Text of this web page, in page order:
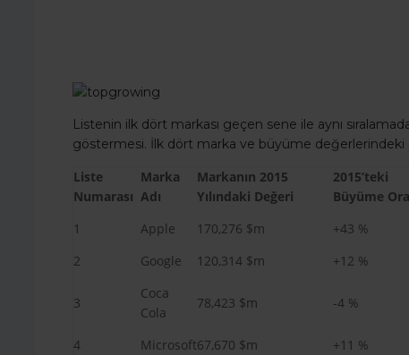
Listenin ilk dört markası geçen sene ile aynı
göstermesi. İlk dört marka ve büyüme değerlerindeki
Liste
Numarası
Marka
Adı
Markanın 2015
Yılındaki Değeri
2015’teki
Büyüme
1
Apple 170,276 $m +43 %
2
Google 120,314 $m +12 %
3
Coca
Cola
78,423 $m -4 %
4 Microsoft67,670 $m +11 %